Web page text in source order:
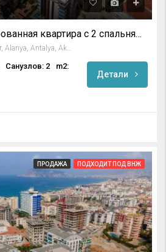
Роскошная меблированная квартира с 2 спальнями в Махмутларе, Алания
212 Nolu Sokak, Mahmutlar, Alanya, Antalya, Akdeniz Bölgesi, 07450, Türkiye
Санузлов: 2
m2:
Детали
ПРОДАЖА ПОДХОДИТ ПОД ВНЖ